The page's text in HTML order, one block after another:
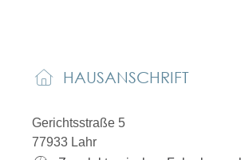
HAUSANSCHRIFT
Gerichtsstraße 5
77933 Lahr